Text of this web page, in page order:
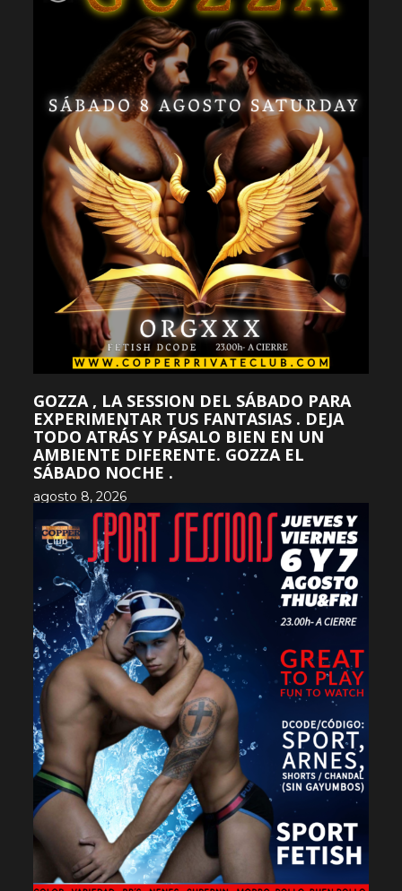
GOZZA , LA SESSION DEL SÁBADO PARA
EXPERIMENTAR TUS FANTASIAS . DEJA
TODO ATRÁS Y PÁSALO BIEN EN UN
AMBIENTE DIFERENTE. GOZZA EL
SÁBADO NOCHE .
agosto 8, 2026